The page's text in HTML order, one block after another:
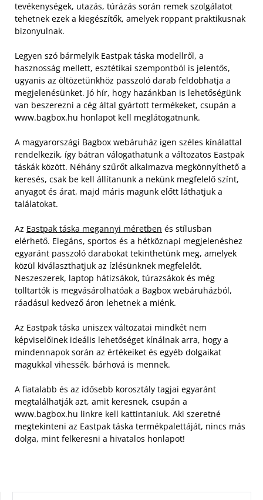
tevékenységek, utazás, túrázás során remek szolgálatot
tehetnek ezek a kiegészítők, amelyek roppant praktikusnak
bizonyulnak.
Legyen szó bármelyik Eastpak táska modellről, a
hasznosság mellett, esztétikai szempontból is jelentős,
ugyanis az öltözetünkhöz passzoló darab feldobhatja a
megjelenésünket. Jó hír, hogy hazánkban is lehetőségünk
van beszerezni a cég által gyártott termékeket, csupán a
www.bagbox.hu honlapot kell meglátogatnunk.
A magyarországi Bagbox webáruház igen széles kínálattal
rendelkezik, így bátran válogathatunk a változatos Eastpak
táskák között. Néhány szűrőt alkalmazva megkönnyíthető a
keresés, csak be kell állítanunk a nekünk megfelelő színt,
anyagot és árat, majd máris magunk előtt láthatjuk a
találatokat.
Az Eastpak táska megannyi méretben és stílusban
elérhető. Elegáns, sportos és a hétköznapi megjelenéshez
egyaránt passzoló darabokat tekinthetünk meg, amelyek
közül kiválaszthatjuk az ízlésünknek megfelelőt.
Neszeszerek, laptop hátizsákok, túrazsákok és még
tolltartók is megvásárolhatóak a Bagbox webáruházból,
ráadásul kedvező áron lehetnek a miénk.
Az Eastpak táska uniszex változatai mindkét nem
képviselőinek ideális lehetőséget kínálnak arra, hogy a
mindennapok során az értékeiket és egyéb dolgaikat
magukkal vihessék, bárhová is mennek.
A fiatalabb és az idősebb korosztály tagjai egyaránt
megtalálhatják azt, amit keresnek, csupán a
www.bagbox.hu linkre kell kattintaniuk. Aki szeretné
megtekinteni az Eastpak táska termékpalettáját, nincs más
dolga, mint felkeresni a hivatalos honlapot!